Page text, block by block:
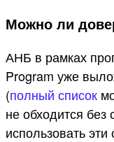
Можно ли
АНБ в рамках
Program уже
(полный список
не обходится
использовать